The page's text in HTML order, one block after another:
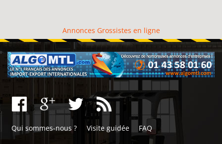
Annonces Grossistes en ligne
Qui sommes-nous ? Visite guidée FAQ